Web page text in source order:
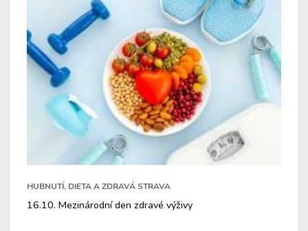
HUBNUTÍ, DIETA A ZDRAVÁ STRAVA
16.10. Mezinárodní den zdravé výživy